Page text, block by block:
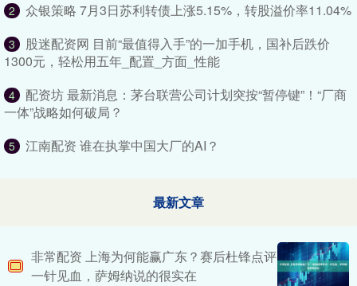
2 众银策略 7月3日苏利转债上涨5.15%，转股溢价率11.04%
3
股迷配资网 目前“最值得入手”的一加手机，国补后跌价
1300元，轻松用五年_配置_方面_性能
4
配资坊 最新消息：茅台联营公司计划突按“暂停键”！“厂商
一体”战略如何破局？
5 江南配资 谁在执掌中国大厂的AI？
最新文章
非常配资 上海为何能赢广东？赛后杜锋点评
一针见血，萨姆纳说的很实在